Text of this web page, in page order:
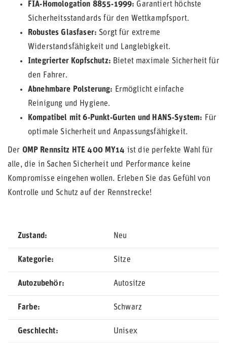
FIA-Homologation 8855-1999: Garantiert höchste
Sicherheitsstandards für den Wettkampfsport.
Robustes Glasfaser: Sorgt für extreme
Widerstandsfähigkeit und Langlebigkeit.
Integrierter Kopfschutz: Bietet maximale Sicherheit für
den Fahrer.
Abnehmbare Polsterung: Ermöglicht einfache
Reinigung und Hygiene.
Kompatibel mit 6-Punkt-Gurten und HANS-System: Für
optimale Sicherheit und Anpassungsfähigkeit.
Der OMP Rennsitz HTE 400 MY14 ist die perfekte Wahl für
alle, die in Sachen Sicherheit und Performance keine
Kompromisse eingehen wollen. Erleben Sie das Gefühl von
Kontrolle und Schutz auf der Rennstrecke!
Zustand Neu
Kategorie Sitze
Autozubehör Autositze
Farbe Schwarz
Geschlecht Unisex